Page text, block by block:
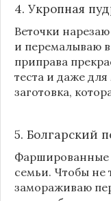
4. Укропная
Веточки
и перемалываю
приправа
теста и даже
заготовка,
5. Болгарский
семьи. Чтобы не
замораживаю